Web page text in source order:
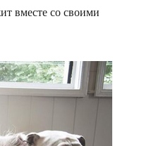
вместе со своими